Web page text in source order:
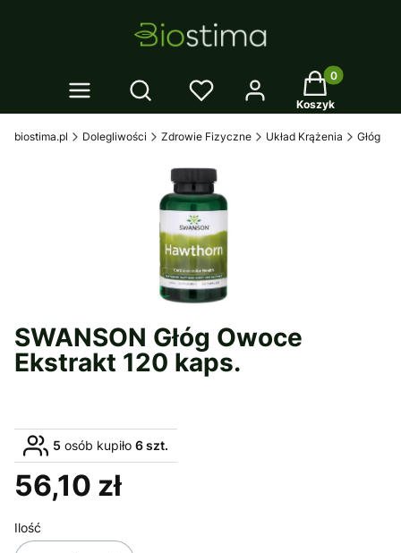
Otwórz wyszukiwarkę Twój koszyk:
Koszyk
biostima.pl Dolegliwości Zdrowie Fizyczne Układ Krążenia Głóg
SWANSON Głóg Owoce
Ekstrakt 120 kaps.
5 osób kupiło 6 szt.
Cena
56,10 zł
Ilość